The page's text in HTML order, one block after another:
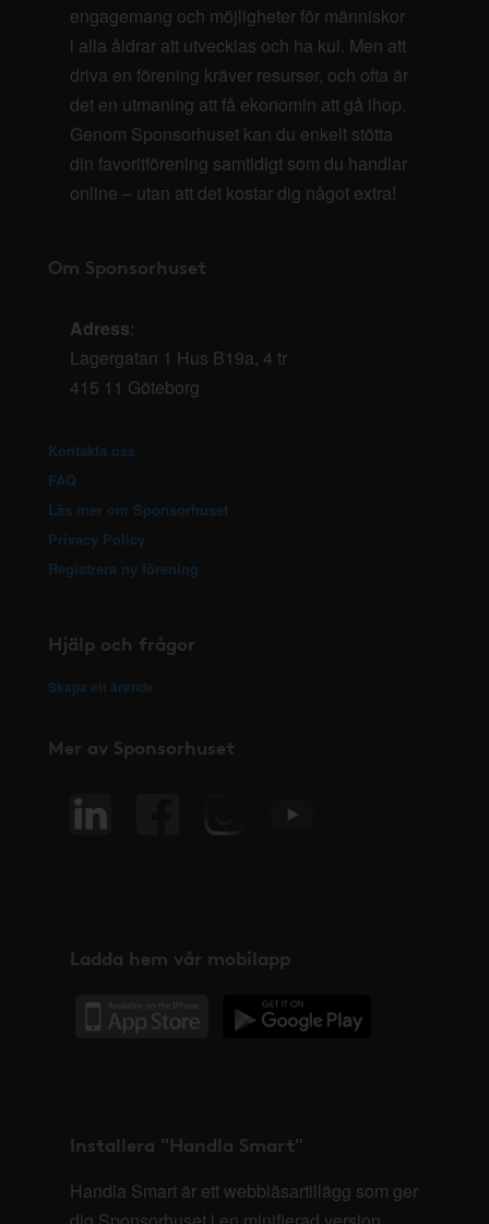
engagemang och möjligheter för människor
i alla åldrar att utvecklas och ha kul. Men att
driva en förening kräver resurser, och ofta är
det en utmaning att få ekonomin att gå ihop.
Genom Sponsorhuset kan du enkelt stötta
din favoritförening samtidigt som du handlar
online – utan att det kostar dig något extra!
Om Sponsorhuset
Adress:
Lagergatan 1 Hus B19a, 4 tr
415 11 Göteborg
Kontakta oss
FAQ
Läs mer om Sponsorhuset
Privacy Policy
Registrera ny förening
Hjälp och frågor
Skapa ett ärende
Mer av Sponsorhuset
Ladda hem vår mobilapp
Installera "Handla Smart"
Handla Smart är ett webbläsartillägg som ger